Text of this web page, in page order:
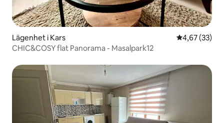
Lägenhet i Kars 4,67 av 5 i
4,67 (33)
CHIC&COSY flat Panorama - Masalpark12